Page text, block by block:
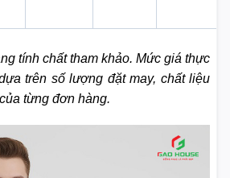
tính chất tham khảo. Mức giá thực
trên số lượng đặt may, chất liệu
từng đơn hàng.